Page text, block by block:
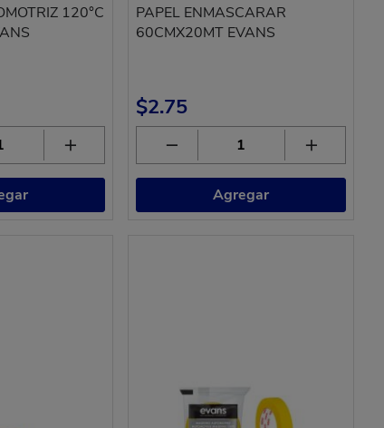
120°C
PAPEL ENMASCARAR
60CMX20MT EVANS
$2.75
Agregar